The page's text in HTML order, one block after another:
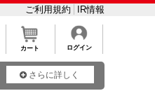
ご利用規約 IR情報
カート ログイン
さらに詳しく